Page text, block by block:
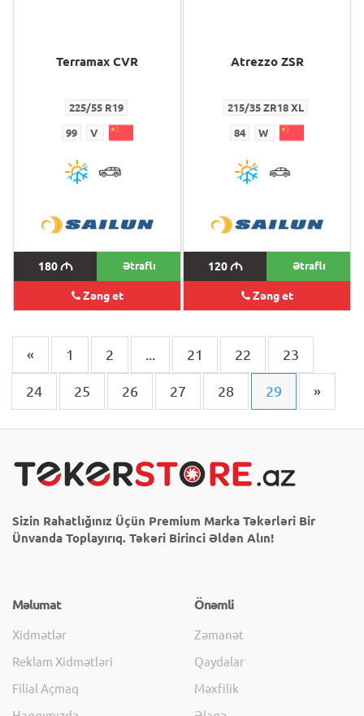
Terramax CVR
225/55 R19
99 V
180M Ətraflı
Zəng et
Atrezzo ZSR
215/35 ZR18 XL
84 W
120M Ətraflı
Zəng et
« 1 2 ... 21 22 23
24 25 26 27 28 29 »
Sizin Rahatlığınız Üçün Premium Marka Təkərləri Bir
Ünvanda Toplayırıq. Təkəri Birinci Əldən Alın!
Məlumat
Xidmətlər
Reklam Xidmətləri
Filial Açmaq
Önəmli
Zəmanət
Qaydalar
Məxfilik